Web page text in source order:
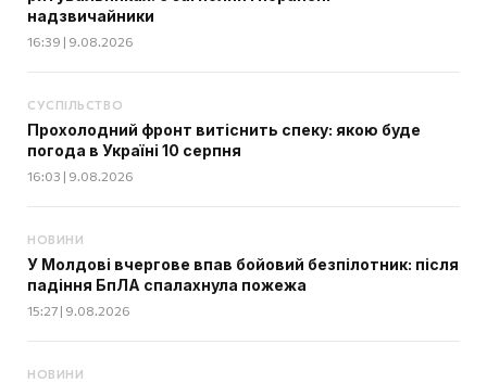
надзвичайники
16:39 | 9.08.2026
СУСПІЛЬСТВО
Прохолодний фронт витіснить спеку: якою буде
погода в Україні 10 серпня
16:03 | 9.08.2026
НОВИНИ
У Молдові вчергове впав бойовий безпілотник: після
падіння БпЛА спалахнула пожежа
15:27 | 9.08.2026
НОВИНИ